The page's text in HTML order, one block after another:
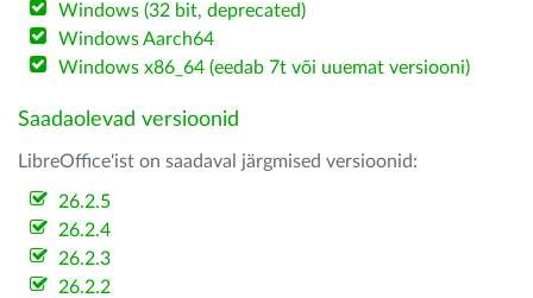
Windows (32 bit, deprecated)
Windows Aarch64
Windows x86_64 (eedab 7t või uuemat versiooni)
Saadaolevad versioonid
LibreOffice'ist on saadaval järgmised versioonid:
26.2.5
26.2.4
26.2.3
26.2.2